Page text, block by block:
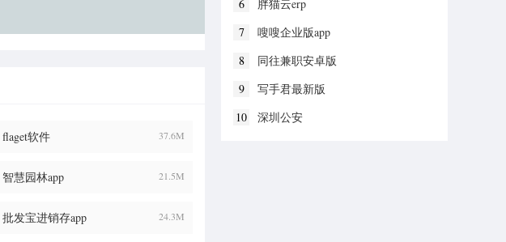
flaget软件 37.6M
智慧园林app 21.5M
批发宝进销存app 24.3M
6
胖猫云erp
7
嗖嗖企业版app
8
同往兼职安卓版
9
写手君最新版
10
深圳公安